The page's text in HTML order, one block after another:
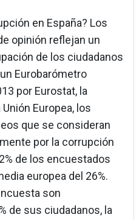
en España? Los
opinión reflejan un
de los ciudadanos
Eurobarómetro
por Eurostat, la
Europea, los
que se consideran
por la corrupción
de los encuestados
europea del 26%.
son
de sus ciudadanos, la